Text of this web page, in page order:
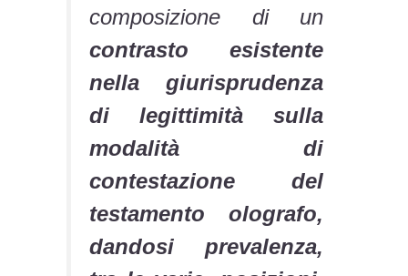
composizione di un
contrasto esistente
nella giurisprudenza
di legittimità sulla
modalità di
contestazione del
testamento olografo,
dandosi prevalenza,